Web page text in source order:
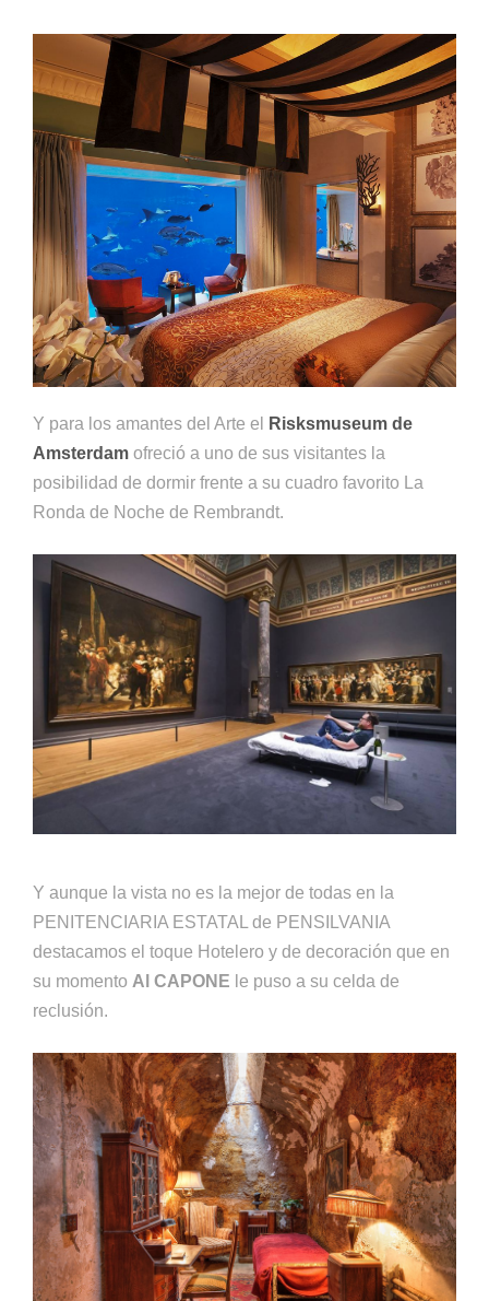
Y para los amantes del Arte el Risksmuseum de
Amsterdam ofreció a uno de sus visitantes la
posibilidad de dormir frente a su cuadro favorito La
Ronda de Noche de Rembrandt.
Y aunque la vista no es la mejor de todas en la
PENITENCIARIA ESTATAL de PENSILVANIA
destacamos el toque Hotelero y de decoración que en
su momento Al CAPONE le puso a su celda de
reclusión.